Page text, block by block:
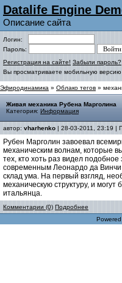
Datalife Engine
Описание сайта
Логин:
Пароль:
Регистрация на сайте! Забыли пароль?
Вы просматриваете мобильную версию
Эфиродинамика » Облако тегов »
Живая механика Рубена Марголина
Категория: Информация
автор: vharhenko | 28-03-2011, 23:19 |
Рубен Марголин завоевал
механическим волнам, которые
тех, кто хоть раз видел
современным Леонардо да Винчи
склад ума. На первый взгляд,
механическую структуру, и могут
итальянца.
Комментарии (0) Подробнее